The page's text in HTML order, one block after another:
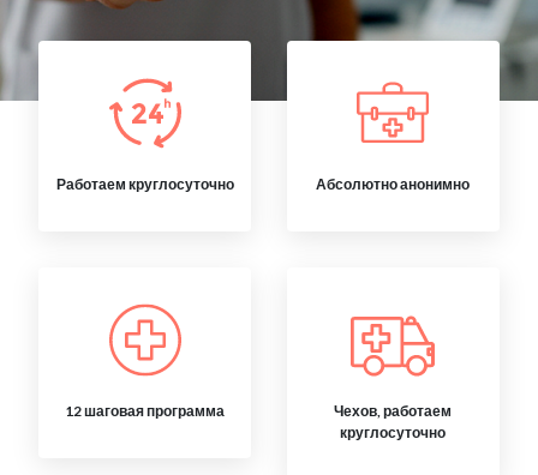
Работаем круглосуточно Абсолютно анонимно
12 шаговая программа
Чехов, работаем
круглосуточно